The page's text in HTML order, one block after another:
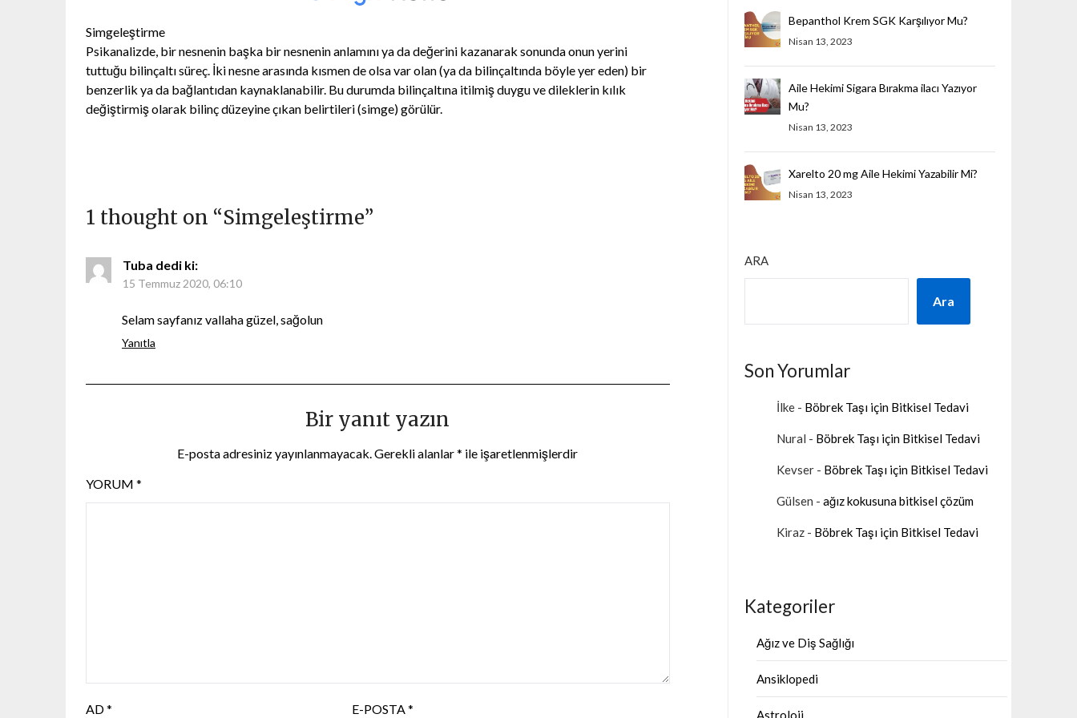
Simgeleştirme
Psikanalizde, bir nesnenin başka bir nesnenin anlamını ya da değerini kazanarak sonunda onun yerini
tuttuğu bilinçaltı süreç. İki nesne arasında kısmen de olsa var olan (ya da bilinçaltında böyle yer eden) bir
benzerlik ya da bağlantıdan kaynaklanabilir. Bu durumda bilinçaltına itilmiş duygu ve dileklerin kılık
değiştirmiş olarak bilinç düzeyine çıkan belirtileri (simge) görülür.
1 thought on “Simgeleştirme”
Tuba dedi ki:
15 Temmuz 2020, 06:10
Selam sayfanız vallaha güzel, sağolun
Yanıtla
Bir yanıt yazın
E-posta adresiniz yayınlanmayacak.Gerekli alanlar* ile işaretlenmişlerdir
YORUM *
AD* E-POSTA*
Bepanthol Krem SGK Karşılıyor Mu?
Nisan 13, 2023
Aile Hekimi Sigara Bırakma ilacı Yazıyor
Mu?
Nisan 13, 2023
Xarelto 20 mg Aile Hekimi Yazabilir Mi?
Nisan 13, 2023
ARA
Ara
Son Yorumlar
İlke- Böbrek Taşı için Bitkisel Tedavi
Nural - Böbrek Taşı için Bitkisel Tedavi
Kevser- Böbrek Taşı için Bitkisel Tedavi
Gülsen - ağız kokusuna bitkisel çözüm
Kiraz- Böbrek Taşı için Bitkisel Tedavi
Kategoriler
Ağız ve Diş Sağlığı
Ansiklopedi
Astroloji